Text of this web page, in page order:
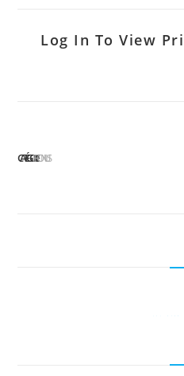
Log In To View
CATÉGORIE :FRONIUS